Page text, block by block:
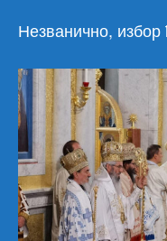
Незванично,